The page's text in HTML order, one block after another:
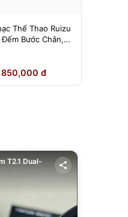
Thể Thao Ruizu
Bước Chân,
đ
T2.1 Dual-